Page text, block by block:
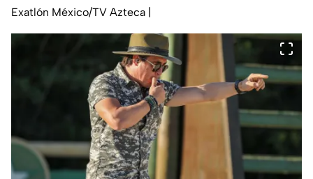
Exatlón México/TV Azteca